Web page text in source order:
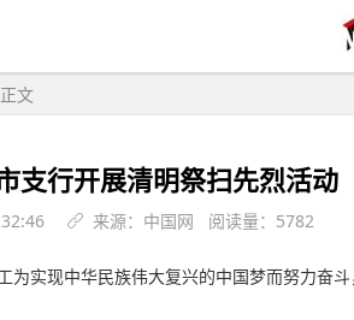
文
支行开展清明祭扫先烈活动
来源：中国网 阅读量：5782
为实现中华民族伟大复兴的中国梦而努力奋